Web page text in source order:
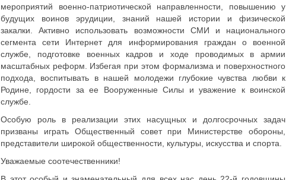
мероприятий военно-патриотической направленности, повышению у
будущих воинов эрудиции, знаний нашей истории и физической
закалки. Активно использовать возможности СМИ и национального
сегмента сети Интернет для информирования граждан о военной
службе, подготовке военных кадров и ходе проводимых в армии
масштабных реформ. Избегая при этом формализма и поверхностного
подхода, воспитывать в нашей молодежи глубокие чувства любви к
Родине, гордости за ее Вооруженные Силы и уважение к воинской
службе.
Особую роль в реализации этих насущных и долгосрочных задач
призваны играть Общественный совет при Министерстве обороны,
представители широкой общественности, культуры, искусства и спорта.
Уважаемые соотечественники!